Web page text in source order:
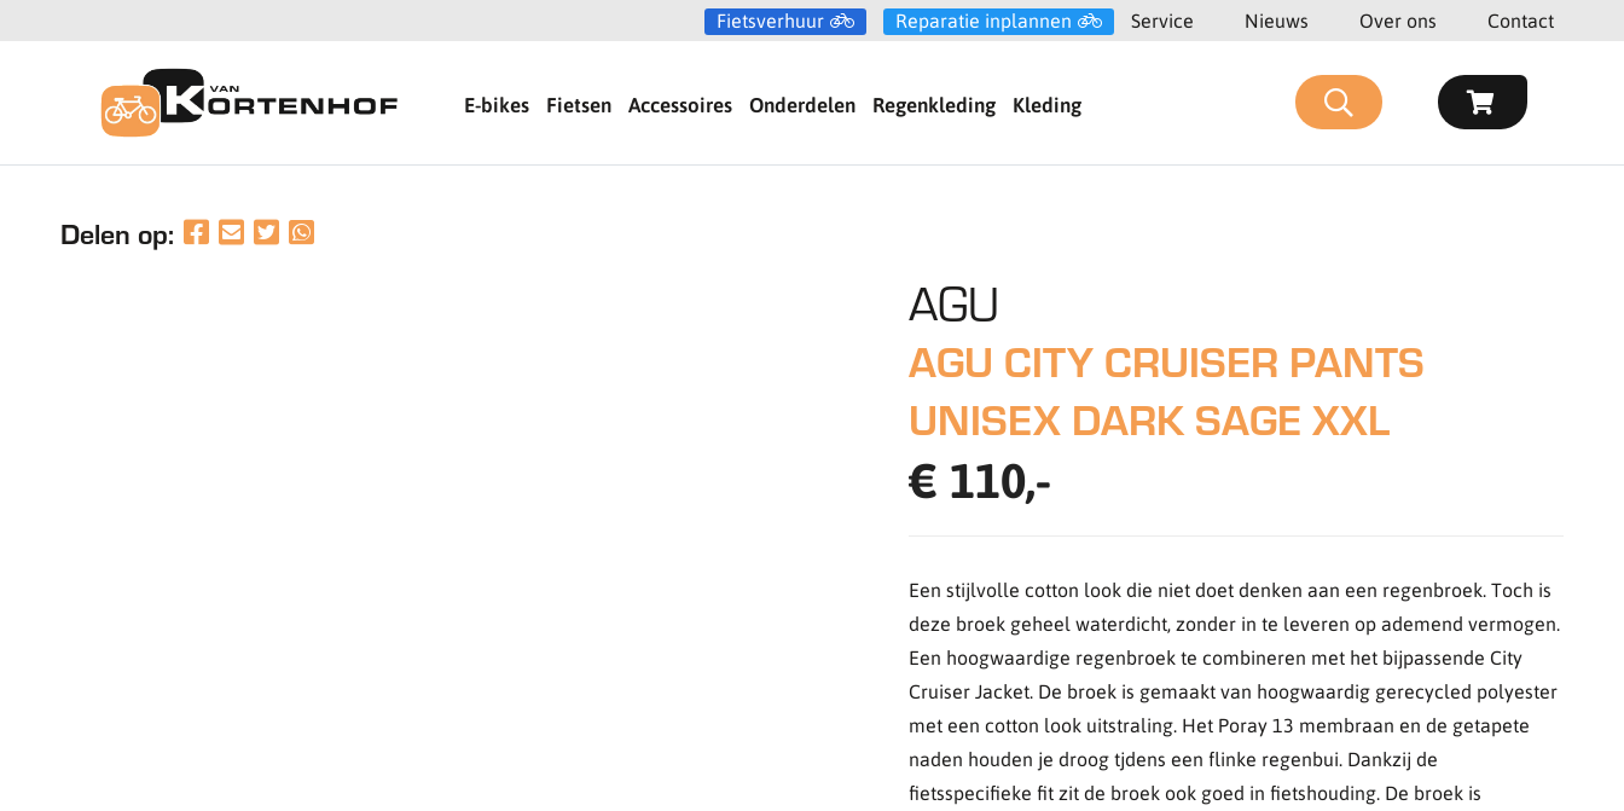
Fietsverhuur Reparatie inplannen Service Nieuws Over ons Contact
E-bikes Fietsen Accessoires Onderdelen Regenkleding Kleding
Delen op:
AGU
AGU CITY CRUISER PANTS
UNISEX DARK SAGE XXL
€ 110,-
Een stijlvolle cotton look die niet doet denken aan een regenbroek. Toch is
deze broek geheel waterdicht, zonder in te leveren op ademend vermogen.
Een hoogwaardige regenbroek te combineren met het bijpassende City
Cruiser Jacket. De broek is gemaakt van hoogwaardig gerecycled polyester
met een cotton look uitstraling. Het Poray 13 membraan en de getapete
naden houden je droog tjdens een flinke regenbui. Dankzij de
fietsspecifieke fit zit de broek ook goed in fietshouding. De broek is